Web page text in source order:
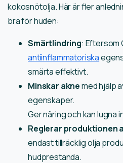
kokosnötolja. Här är fler
bra för huden:
Smärtlindring: Eftersom
antiinflammatoriska
smärta effektivt.
Minskar aknemed hjälp
egenskaper.
Ger näring och kan lugna
Reglerar produktionen
endast tillräcklig olja
hudprestanda.